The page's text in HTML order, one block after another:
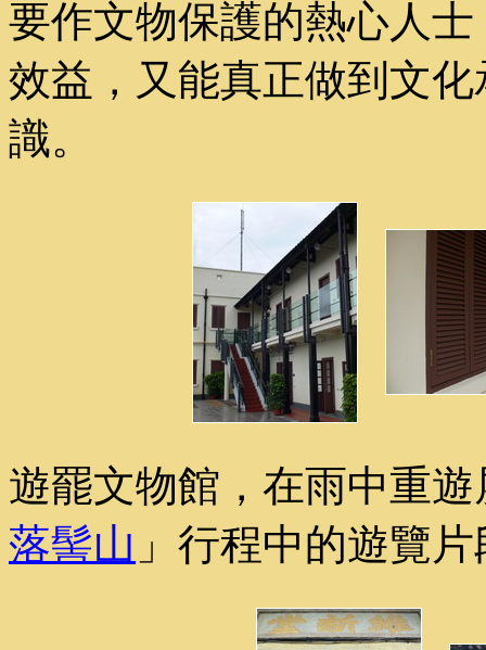
要作文物保護的熱心人
效益，又能真正做到文
識。
遊罷文物館，在雨中重
落髻山 」行程中的遊覽